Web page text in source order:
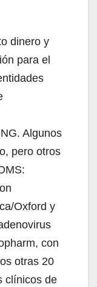
dinero y
para el
Algunos
pero otros
Oxford y
con
otras 20
clínicos de